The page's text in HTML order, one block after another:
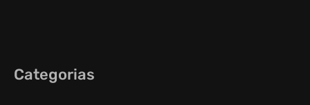
Categorias